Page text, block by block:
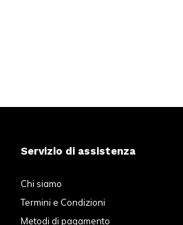
Servizio di assistenza
Chi siamo
Termini e Condizioni
Metodi di pagamento